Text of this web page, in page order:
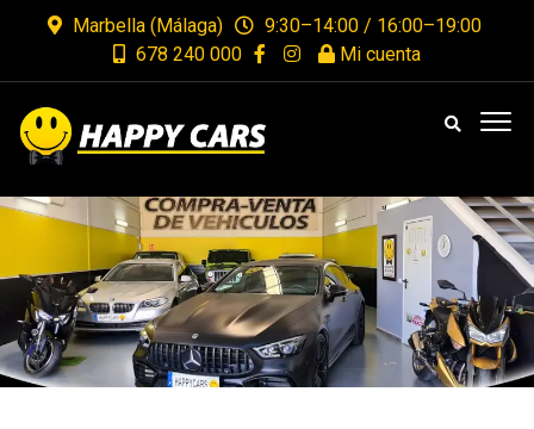
Marbella (Málaga)
9:30–14:00 / 16:00–19:00
678 240 000
Mi cuenta